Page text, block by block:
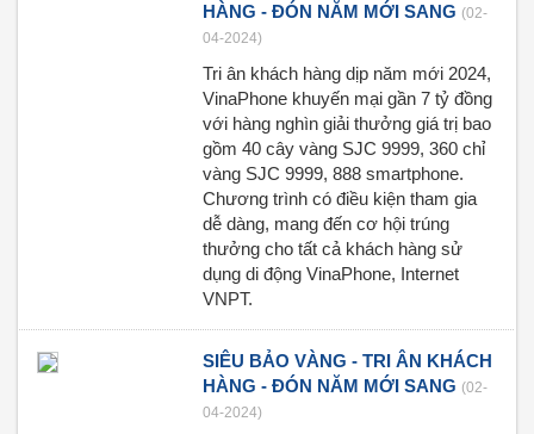
HÀNG - ĐÓN NĂM MỚI SANG (02-
04-2024)
Tri ân khách hàng dịp năm mới 2024,
VinaPhone khuyến mại gần 7 tỷ đồng
với hàng nghìn giải thưởng giá trị bao
gồm 40 cây vàng SJC 9999, 360 chỉ
vàng SJC 9999, 888 smartphone.
Chương trình có điều kiện tham gia
dễ dàng, mang đến cơ hội trúng
thưởng cho tất cả khách hàng sử
dụng di động VinaPhone, Internet
VNPT.
SIÊU BẢO VÀNG - TRI ÂN KHÁCH
HÀNG - ĐÓN NĂM MỚI SANG (02-
04-2024)